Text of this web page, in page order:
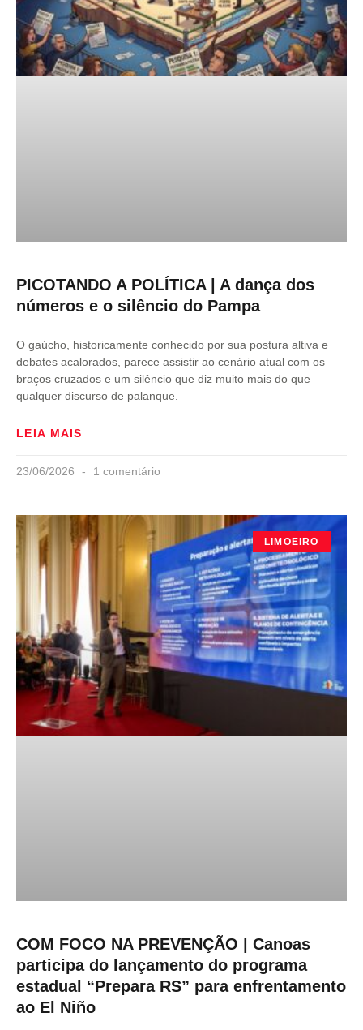
PICOTANDO A POLÍTICA | A dança dos
números e o silêncio do Pampa
O gaúcho, historicamente conhecido por sua postura altiva e
debates acalorados, parece assistir ao cenário atual com os
braços cruzados e um silêncio que diz muito mais do que
qualquer discurso de palanque.
LEIA MAIS
23/06/2026 1 comentário
LIMOEIRO
COM FOCO NA PREVENÇÃO | Canoas
participa do lançamento do programa
estadual “Prepara RS” para enfrentamento
ao El Niño